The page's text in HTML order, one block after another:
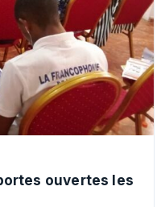
ouvertes les